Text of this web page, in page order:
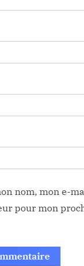
nom, mon e-
pour mon